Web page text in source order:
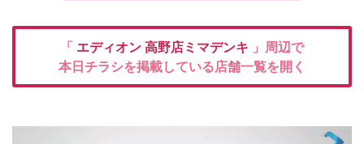
「 エディオン 高野店ミマデンキ 」周辺で
本日チラシを掲載している店舗一覧を開く